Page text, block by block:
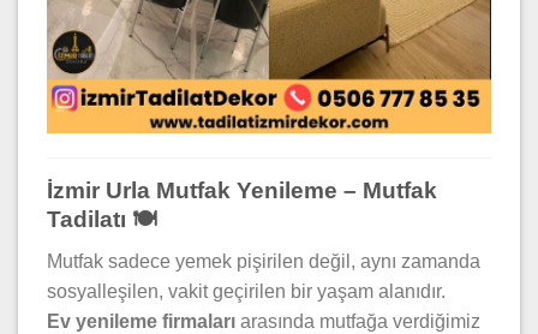
İzmir Urla Mutfak Yenileme – Mutfak
Tadilatı 🍽️
Mutfak sadece yemek pişirilen değil, aynı zamanda
sosyalleşilen, vakit geçirilen bir yaşam alanıdır.
Ev yenileme firmaları arasında mutfağa verdiğimiz